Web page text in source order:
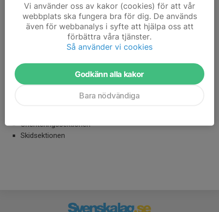
och representant i föreningsstyrelsen.
Våra sektioner är:
Bordtennissektionen
Dam & Herrsektionen
Ungdomssektionen
Orienteringssektionen
Skidsektionen
Vi använder oss av kakor (cookies) för att vår
webbplats ska fungera bra för dig. De används
även för webbanalys i syfte att hjälpa oss att
förbättra våra tjänster.
Så använder vi cookies
Godkänn alla kakor
Bara nödvändiga